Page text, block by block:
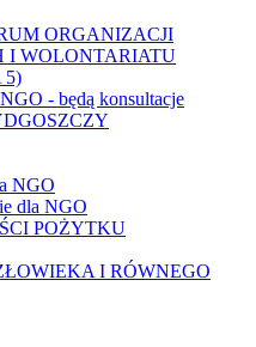
ORGANIZACJI
I WOLONTARIATU
5)
- będą konsultacje
NGO
dla NGO
POŻYTKU
I RÓWNEGO